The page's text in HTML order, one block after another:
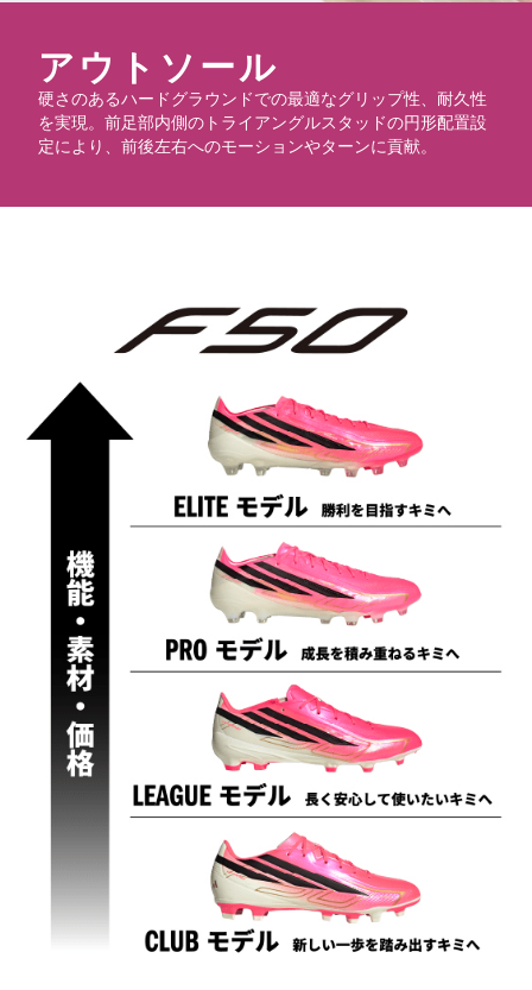
アウトソール
硬さのあるハードグラウンドでの最適なグリップ性、耐久性
を実現。前足部内側のトライアングルスタッドの円形配置設
定により、前後左右へのモーションやターンに貢献。